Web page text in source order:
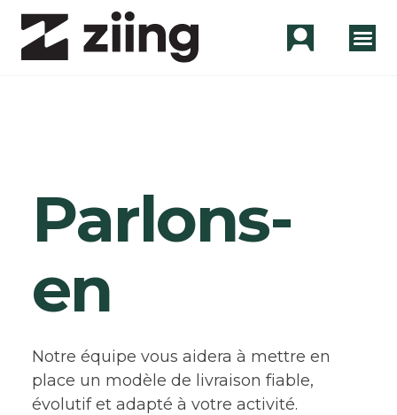
Parlons-
en
Notre équipe vous aidera à mettre en
place un modèle de livraison fiable,
évolutif et adapté à votre activité.